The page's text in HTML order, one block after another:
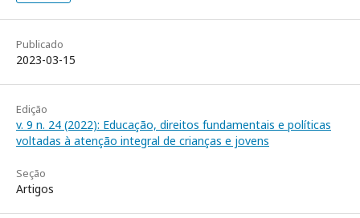
Publicado
2023-03-15
Edição
v. 9 n. 24 (2022): Educação, direitos fundamentais e políticas
voltadas à atenção integral de crianças e jovens
Seção
Artigos